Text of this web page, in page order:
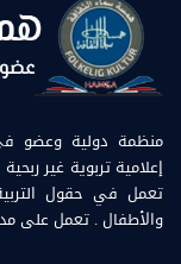
منظمة دولية وعضو في
إعلامية تربوية غير
تعمل في حقول
والأطفال . تعمل على مد